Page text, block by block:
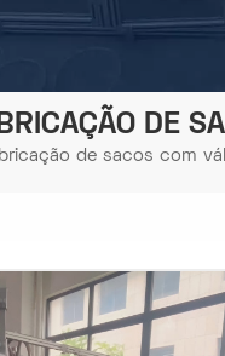
DE
de sacos com